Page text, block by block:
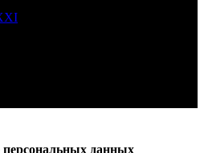
персональных данных